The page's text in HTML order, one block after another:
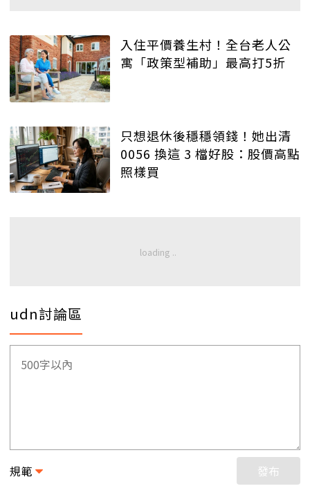
入住平價養生村！全台老人公
寓「政策型補助」最高打5折
只想退休後穩穩領錢！她出清
0056 換這 3 檔好股：股價高點
照樣買
udn討論區
規範 發布